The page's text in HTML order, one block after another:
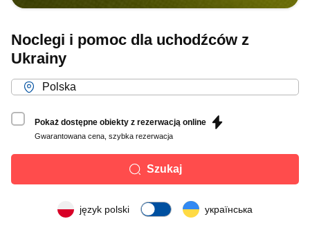
Noclegi i pomoc dla uchodźców z
Ukrainy
Pokaż dostępne obiekty z rezerwacją online
Gwarantowana cena, szybka rezerwacja
Szukaj
język polski українська